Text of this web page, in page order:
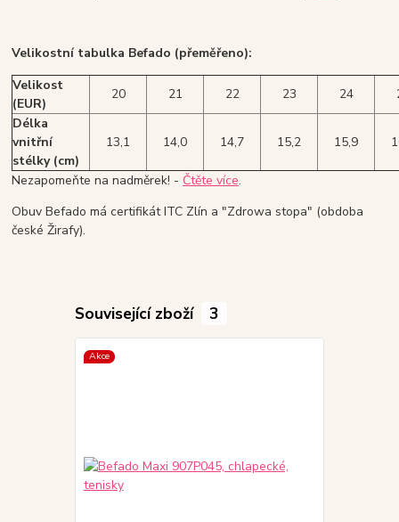
Velikostní tabulka Befado (přeměřeno):
Velikost
(EUR)
20 21 22 23 24
Délka
vnitřní
stélky (cm)
13,1 14,0 14,7 15,2 15,9
Nezapomeňte na nadměrek! - Čtěte více.
Obuv Befado má certifikát ITC Zlín a "Zdrowa stopa" (obdoba
české Žirafy).
Související zboží 3
Akce